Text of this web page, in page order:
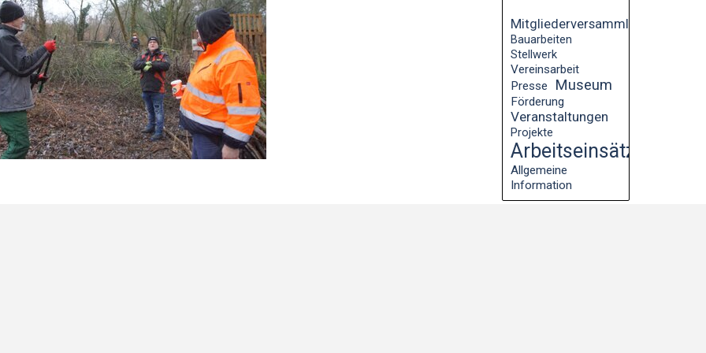
Mitgliederversammlung
Bauarbeiten
Stellwerk
Vereinsarbeit
Presse
Museum
Förderung
Veranstaltungen
Projekte
Arbeitseinsätze
Allgemeine
Information